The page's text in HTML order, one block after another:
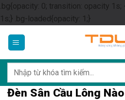
.bg{opacity: 0; transition: opacity
1s;} .bg-loaded{opacity: 1;}Skip
content
kiếm:
Đèn Sân Cầu Lông